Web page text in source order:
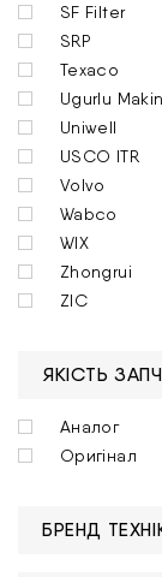
SF Filter
SRP
Texaco
Ugurlu
Uniwell
USCO ITR
Volvo
Wabco
WIX
Zhongrui
ZIC
ЯКІСТЬ
Аналог
Оригінал
БРЕНД